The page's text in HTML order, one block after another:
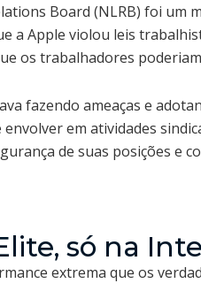
Board (NLRB) foi um
a Apple violou leis
os trabalhadores
fazendo ameaças e
em atividades
de suas posições e
só na
extrema que os